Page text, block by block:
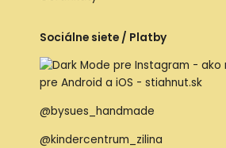
Sociálne siete / Platby
@bysues_handmade
@kindercentrum_zilina